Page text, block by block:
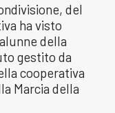
del
ha visto
della
gestito da
cooperativa
Marcia della